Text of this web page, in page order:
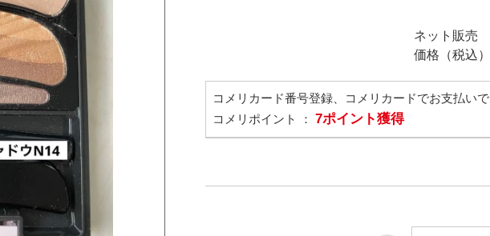
ネット販売
価格（税込）
コメリカード番号登録、コメリカードでお支払いで
コメリポイント ： 7ポイント獲得